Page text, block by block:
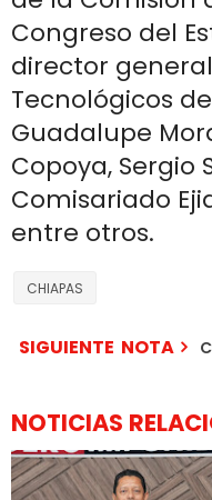
Congreso del
director
Tecnológicos
Guadalupe
Copoya, Sergio
Comisariado
entre otros.
CHIAPAS
SIGUIENTE NOTA
NOTICIAS